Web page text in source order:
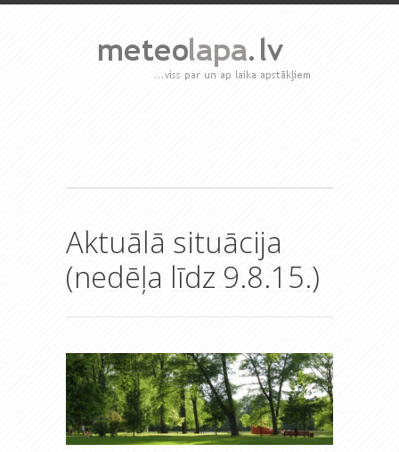
Aktuālā situācija
(nedēļa līdz 9.8.15.)